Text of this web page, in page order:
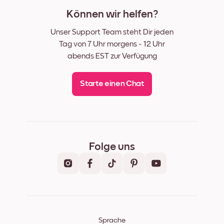
Können wir helfen?
Unser Support Team steht Dir jeden
Tag von 7 Uhr morgens - 12 Uhr
abends EST zur Verfügung
Starte einen Chat
Folge uns
Sprache